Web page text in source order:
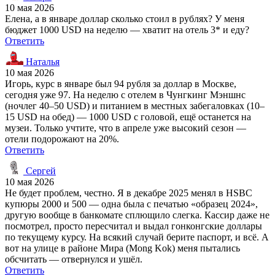
10 мая 2026
Елена, а в январе доллар сколько стоил в рублях? У меня
бюджет 1000 USD на неделю — хватит на отель 3* и еду?
Ответить
Наталья
10 мая 2026
Игорь, курс в январе был 94 рубля за доллар в Москве,
сегодня уже 97. На неделю с отелем в Чунгкинг Мэншнс
(ночлег 40–50 USD) и питанием в местных забегаловках (10–
15 USD на обед) — 1000 USD с головой, ещё останется на
музеи. Только учтите, что в апреле уже высокий сезон —
отели подорожают на 20%.
Ответить
Сергей
10 мая 2026
Не будет проблем, честно. Я в декабре 2025 менял в HSBC
купюры 2000 и 500 — одна была с печатью «образец 2024»,
другую вообще в банкомате сплющило слегка. Кассир даже не
посмотрел, просто пересчитал и выдал гонконгские доллары
по текущему курсу. На всякий случай берите паспорт, и всё. А
вот на улице в районе Мира (Mong Kok) меня пытались
обсчитать — отвернулся и ушёл.
Ответить